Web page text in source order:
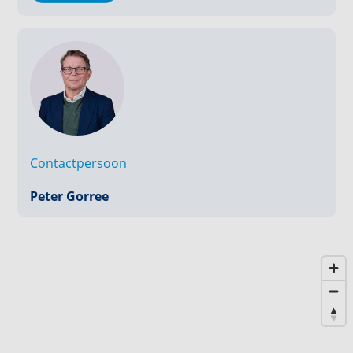
wordt verteld.
*Vb&t streeft ernaar om je zo goed mogelijk aan een
passende huurwoning te helpen. Om dit te realiseren
verzoeken wij je om jezelf in te schrijven via onze
website. Inschrijven is altijd kosteloos en geheel
vrijblijvend. Je kunt je inschrijven voor woningen die
direct beschikbaar zijn, maar ook voor woningen die
woonwensen. Je kunt het inschrijfformulier vinden op
Contactpersoon
Peter Gorree